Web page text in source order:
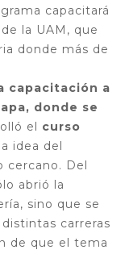
capacitará
la UAM, que
donde más de
capacitación a
donde se
el curso
idea del
cercano. Del
abrió la
sino que se
carreras
de que el tema